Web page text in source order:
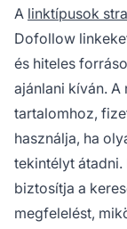
A linktípusok
Dofollow
és hiteles
ajánlani kíván.
tartalomhoz,
használja, ha
tekintélyt
biztosítja a
megfelelést,